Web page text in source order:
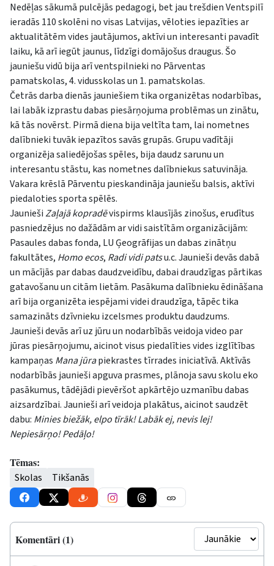
Nedēļas sākumā pulcējās pedagogi, bet jau trešdien Ventspilī
ieradās 110 skolēni no visas Latvijas, vēloties iepazīties ar
aktualitātēm vides jautājumos, aktīvi un interesanti pavadīt
laiku, kā arī iegūt jaunus, līdzīgi domājošus draugus. Šo
jauniešu vidū bija arī ventspilnieki no Pārventas
pamatskolas, 4. vidusskolas un 1. pamatskolas.
Četrās darba dienās jauniešiem tika organizētas nodarbības,
lai labāk izprastu dabas piesārņojuma problēmas un zinātu,
kā tās novērst. Pirmā diena bija veltīta tam, lai nometnes
dalībnieki tuvāk iepazītos savās grupās. Grupu vadītāji
organizēja saliedējošas spēles, bija daudz sarunu un
interesantu stāstu, kas nometnes dalībniekus satuvināja.
Vakara krēslā Pārventu pieskandināja jauniešu balsis, aktīvi
piedaloties sporta spēlēs.
JauniešiZaļajā kopradēvispirms klausījās zinošus, erudītus
pasniedzējus no dažādām ar vidi saistītām organizācijām:
Pasaules dabas fonda, LU Ģeogrāfijas un dabas zinātņu
fakultātes, Homo ecos, Radi vidi patsu.c. Jaunieši devās dabā
un mācījās par dabas daudzveidību, dabai draudzīgas pārtikas
gatavošanu un citām lietām. Pasākuma dalībnieku ēdināšana
arī bija organizēta iespējami videi draudzīga, tāpēc tika
samazināts dzīvnieku izcelsmes produktu daudzums.
Jaunieši devās arī uz jūru un nodarbībās veidoja video par
jūras piesārņojumu, aicinot visus piedalīties vides izglītības
kampaņas Mana jūrapiekrastes tīrrades iniciatīvā. Aktīvās
nodarbībās jaunieši apguva prasmes, plānoja savu skolu eko
pasākumus, tādējādi pievēršot apkārtējo uzmanību dabas
aizsardzībai. Jaunieši arī veidoja plakātus, aicinot saudzēt
dabu: Minies biežāk, elpo tīrāk! Labāk ej, nevis lej!
Nepiesārņo! Pedāļo!
Tēmas:
Skolas Tikšanās
Komentāri (1)